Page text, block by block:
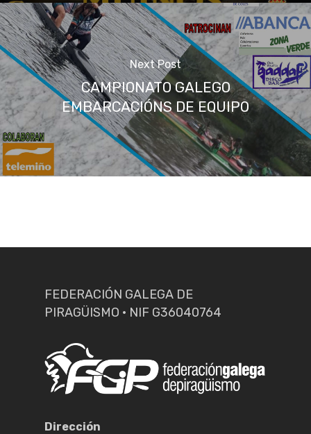
Next Post
CAMPIONATO GALEGO
EMBARCACIÓNS DE EQUIPO
FEDERACIÓN GALEGA DE
PIRAGÜISMO · NIF G36040764
Dirección